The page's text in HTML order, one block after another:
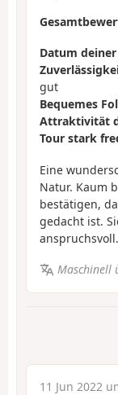
Datum
gut
Bequemes
Attraktivität
Tour stark
Eine
Natur. Kaum
bestätigen,
gedacht ist.
anspruchsvoll.
Maschinell
11 Jun 2022